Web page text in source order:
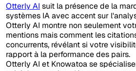
Otterly AI suit la présence de la
systèmes IA avec accent sur
Otterly AI montre non seulement
mentions mais comment les
concurrents, révélant si votre
rapport à la performance des pairs.
Otterly AI et Knowatoa se